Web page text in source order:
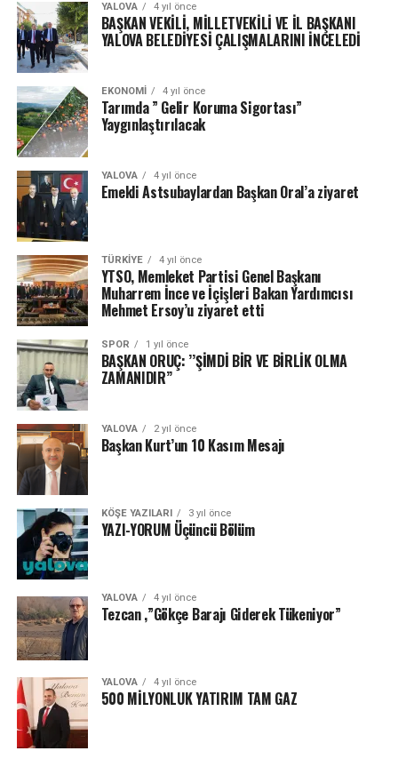
YALOVA 4 yıl önce
BAŞKAN VEKİLİ, MİLLETVEKİLİ VE İL BAŞKANI
YALOVA BELEDİYESİ ÇALIŞMALARINI İNCELEDİ
EKONOMI 4 yıl önce
Tarımda ” Gelir Koruma Sigortası”
Yaygınlaştırılacak
YALOVA 4 yıl önce
Emekli Astsubaylardan Başkan Oral’a ziyaret
TÜRKIYE 4 yıl önce
YTSO, Memleket Partisi Genel Başkanı
Muharrem İnce ve İçişleri Bakan Yardımcısı
Mehmet Ersoy’u ziyaret etti
SPOR 1 yıl önce
BAŞKAN ORUÇ: ’’ŞİMDİ BİR VE BİRLİK OLMA
ZAMANIDIR’’
YALOVA 2 yıl önce
Başkan Kurt’un 10 Kasım Mesajı
KÖŞE YAZILARI 3 yıl önce
YAZI-YORUM Üçüncü Bölüm
YALOVA 4 yıl önce
Tezcan ,”Gökçe Barajı Giderek Tükeniyor”
YALOVA 4 yıl önce
500 MİLYONLUK YATIRIM TAM GAZ